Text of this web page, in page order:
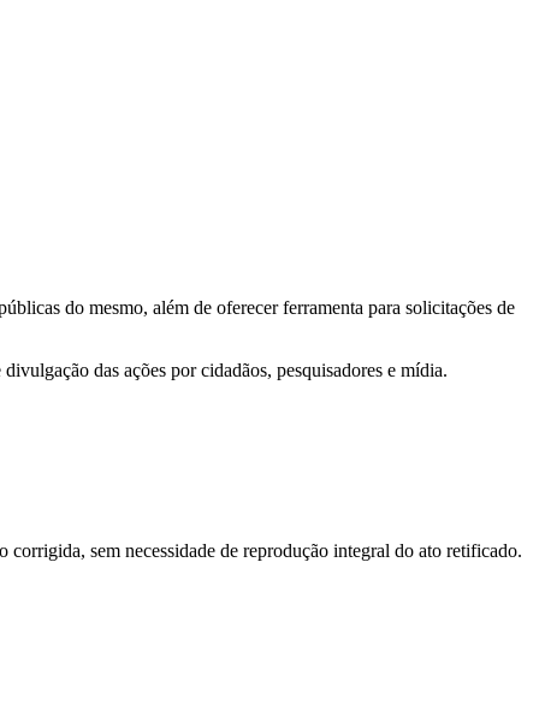
do mesmo, além de oferecer ferramenta para solicitações de
das ações por cidadãos, pesquisadores e mídia.
sem necessidade de reprodução integral do ato retificado.